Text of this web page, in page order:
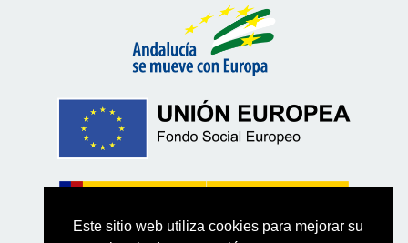
Este sitio web utiliza cookies para mejorar su